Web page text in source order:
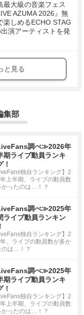
最大級の音楽フェス
AZUMA 2026』無
楽しめるECHO STAG
出演アーティストを発
と見る
集部
調べ≫2026年
期ライブ動員ランキ
！
独自ランキング】2
上半期、ライブの動員数
かったのは…！？
調べ≫2025年
ライブ動員ランキン
独自ランキング】2
、ライブの動員数が多か
のは…！？
調べ≫2025年
期ライブ動員ランキ
！
独自ランキング】2
上半期、ライブの動員数
かったのは…！？